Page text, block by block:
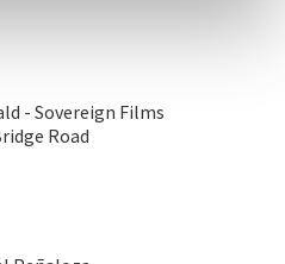
- Sovereign Films
Road